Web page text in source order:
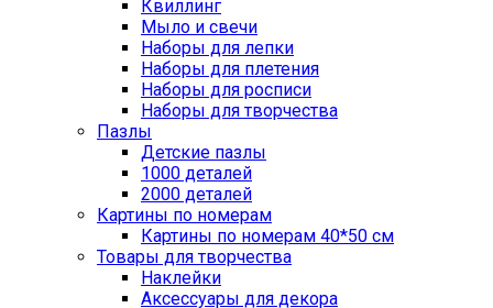
Квиллинг
Мыло и свечи
Наборы для лепки
Наборы для плетения
Наборы для росписи
Наборы для творчества
Пазлы
Детские пазлы
1000 деталей
2000 деталей
Картины по номерам
Картины по номерам 40*50 см
Товары для творчества
Наклейки
Аксессуары для декора